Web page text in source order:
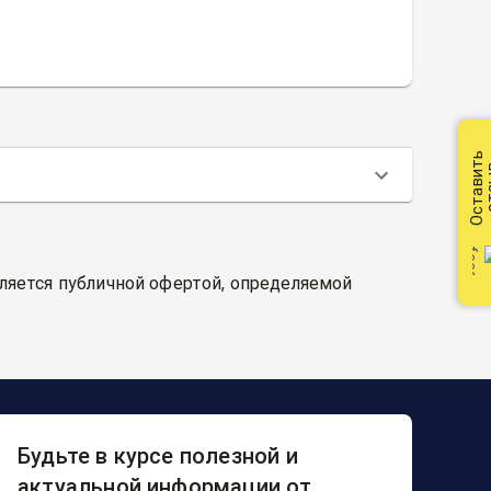
публичной офертой, определяемой
Будьте в курсе полезной и
Оставить